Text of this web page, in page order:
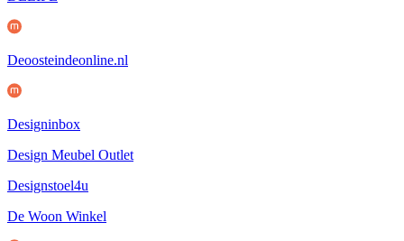
Deoosteindeonline.nl
Designinbox
Design Meubel Outlet
Designstoel4u
De Woon Winkel